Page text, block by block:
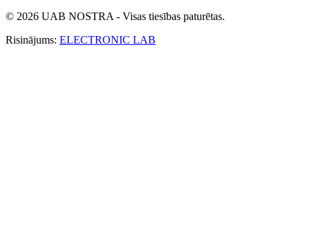
© 2026 UAB NOSTRA - Visas tiesības paturētas.
Risinājums: ELECTRONIC LAB